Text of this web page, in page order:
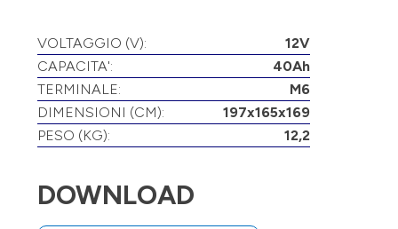
VOLTAGGIO (V):
12V
CAPACITA':
40Ah
TERMINALE:
M6
DIMENSIONI (CM):
197x165x169
PESO (KG):
12,2
DOWNLOAD